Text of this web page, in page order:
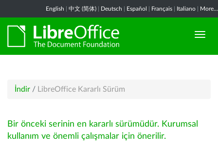
English 中文 (简体) Deutsch Español Français Italiano More...
İndir / LibreOffice Kararlı Sürüm
Bir önceki serinin en kararlı sürümüdür. Kurumsal
kullanım ve önemli çalışmalar için önerilir.